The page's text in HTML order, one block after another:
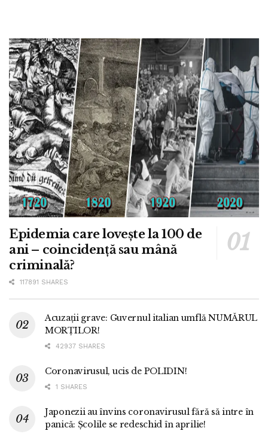
Epidemia care lovește la 100 de
ani – coincidență sau mână
criminală?
117891 SHARES
Acuzații grave: Guvernul italian umflă NUMĂRUL
MORȚILOR!
42937 SHARES
Coronavirusul, ucis de POLIDIN!
1 SHARES
Japonezii au învins coronavirusul fără să intre în
panică: Școlile se redeschid în aprilie!